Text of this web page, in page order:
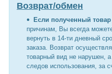
Возврат/обмен
Если полученный
причинам, Вы всегда
вернуть в 14-ти дневный
заказа. Возврат
товарный вид не нарушен, а
следов использования, за